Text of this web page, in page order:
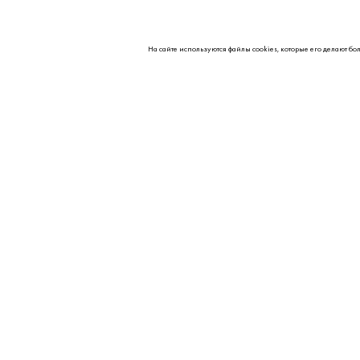
На сайте используются файлы cookies, которые его делают